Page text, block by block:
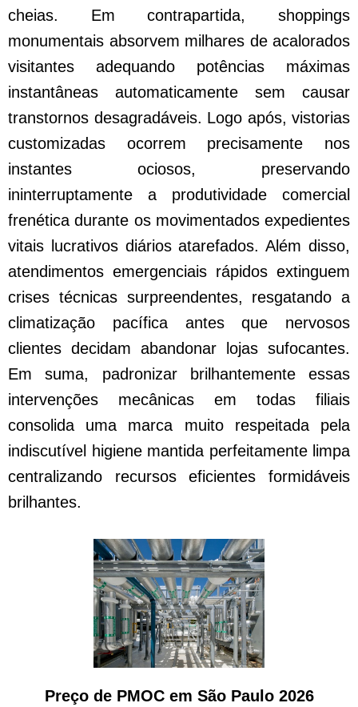
cheias. Em contrapartida, shoppings
monumentais absorvem milhares de acalorados
visitantes adequando potências máximas
instantâneas automaticamente sem causar
transtornos desagradáveis. Logo após, vistorias
customizadas ocorrem precisamente nos
instantes ociosos, preservando
ininterruptamente a produtividade comercial
frenética durante os movimentados expedientes
vitais lucrativos diários atarefados. Além disso,
atendimentos emergenciais rápidos extinguem
crises técnicas surpreendentes, resgatando a
climatização pacífica antes que nervosos
clientes decidam abandonar lojas sufocantes.
Em suma, padronizar brilhantemente essas
intervenções mecânicas em todas filiais
consolida uma marca muito respeitada pela
indiscutível higiene mantida perfeitamente limpa
centralizando recursos eficientes formidáveis
brilhantes.
Preço de PMOC em São Paulo 2026